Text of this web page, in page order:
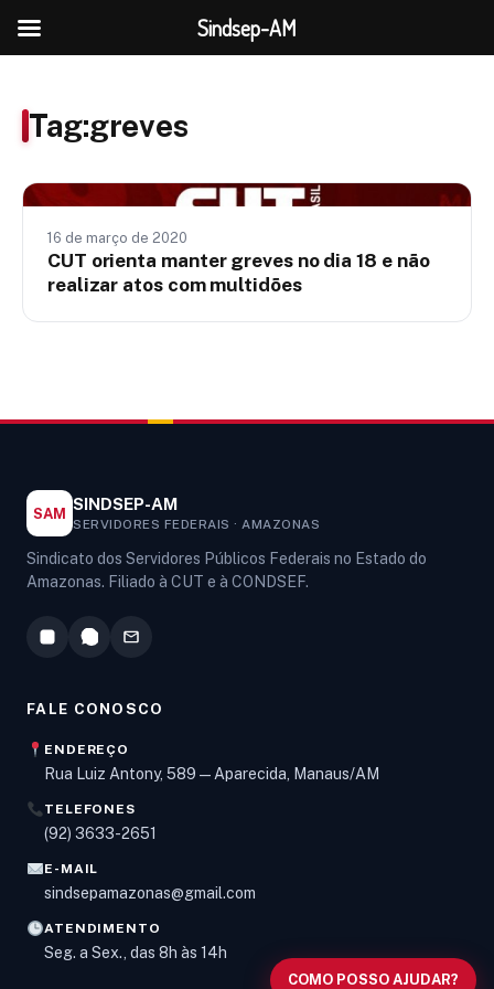
Tag:greves
Notícias
16 de março de 2020
CUT orienta manter greves no dia 18 e não
realizar atos com multidões
SAM SINDSEP-AM
SERVIDORES FEDERAIS · AMAZONAS
Sindicato dos Servidores Públicos Federais no Estado do
Amazonas. Filiado à CUT e à CONDSEF.
FALE CONOSCO
ENDEREÇO
Rua Luiz Antony, 589 — Aparecida, Manaus/AM
TELEFONES
(92) 3633-2651
E-MAIL
sindsepamazonas@gmail.com
ATENDIMENTO
Seg. a Sex., das 8h às 14h
COMO POSSO AJUDAR?
Olá! Digite um assunto e vou buscar em nossas
Sindsep-AM